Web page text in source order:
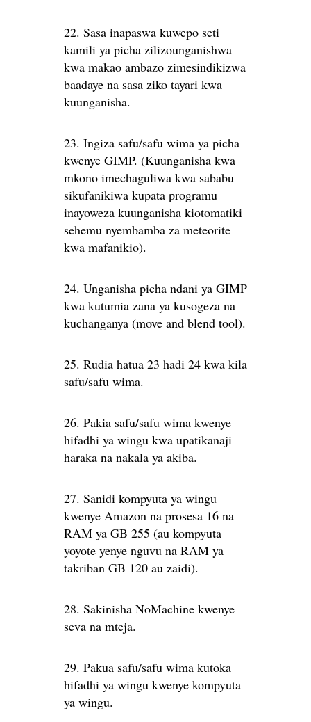
22. Sasa inapaswa kuwepo seti
kamili ya picha zilizounganishwa
kwa makao ambazo zimesindikizwa
baadaye na sasa ziko tayari kwa
kuunganisha.
23. Ingiza safu/safu wima ya picha
kwenye GIMP. (Kuunganisha kwa
mkono imechaguliwa kwa sababu
sikufanikiwa kupata programu
inayoweza kuunganisha kiotomatiki
sehemu nyembamba za meteorite
kwa mafanikio).
24. Unganisha picha ndani ya GIMP
kwa kutumia zana ya kusogeza na
kuchanganya (move and blend tool).
25. Rudia hatua 23 hadi 24 kwa kila
safu/safu wima.
26. Pakia safu/safu wima kwenye
hifadhi ya wingu kwa upatikanaji
haraka na nakala ya akiba.
27. Sanidi kompyuta ya wingu
kwenye Amazon na prosesa 16 na
RAM ya GB 255 (au kompyuta
yoyote yenye nguvu na RAM ya
takriban GB 120 au zaidi).
28. Sakinisha NoMachine kwenye
seva na mteja.
29. Pakua safu/safu wima kutoka
hifadhi ya wingu kwenye kompyuta
ya wingu.